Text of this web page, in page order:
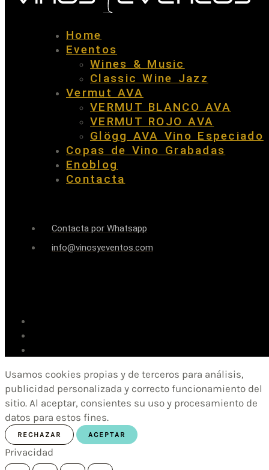
Home
Eventos
Wines & Music
Classic Wine Jazz
Vermut AVA
VERMUT BLANCO AVA
VERMUT ROJO AVA
Glögg AVA Vino Especiado
Copas de Vino Grabadas
Enoblog
Contacta
Contacta por Whatsapp
info@vinosyeventos.com
Usamos cookies propias y de terceros para análisis,
publicidad personalizada y correcto funcionamiento del
sitio. Al aceptar, consientes su uso y procesamiento de
datos para estos fines.
RECHAZAR ACEPTAR
Privacidad